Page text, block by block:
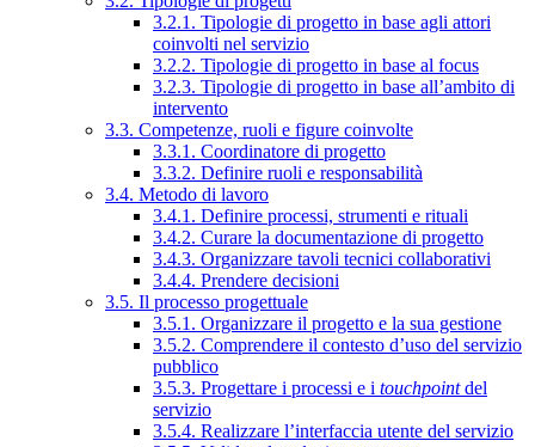
3.2.1. Tipologie di progetto in base agli attori
coinvolti nel servizio
3.2.2. Tipologie di progetto in base al focus
3.2.3. Tipologie di progetto in base all’ambito di
intervento
3.3. Competenze, ruoli e figure coinvolte
3.3.1. Coordinatore di progetto
3.3.2. Definire ruoli e responsabilità
3.4. Metodo di lavoro
3.4.1. Definire processi, strumenti e rituali
3.4.2. Curare la documentazione di progetto
3.4.3. Organizzare tavoli tecnici collaborativi
3.4.4. Prendere decisioni
3.5. Il processo progettuale
3.5.1. Organizzare il progetto e la sua gestione
3.5.2. Comprendere il contesto d’uso del servizio
pubblico
3.5.3. Progettare i processi e i touchpointdel
servizio
3.5.4. Realizzare l’interfaccia utente del servizio